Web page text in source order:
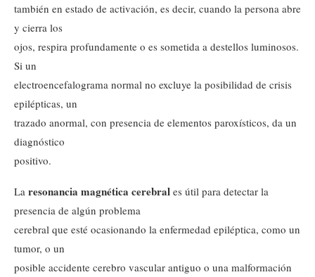
también en estado de activación, es decir, cuando la persona abre
y cierra los
ojos, respira profundamente o es sometida a destellos luminosos.
Si un
electroencefalograma normal no excluye la posibilidad de crisis
epilépticas, un
trazado anormal, con presencia de elementos paroxísticos, da un
diagnóstico
positivo.
La resonancia magnética cerebral es útil para detectar la
presencia de algún problema
cerebral que esté ocasionando la enfermedad epiléptica, como un
tumor, o un
posible accidente cerebro vascular antiguo o una malformación